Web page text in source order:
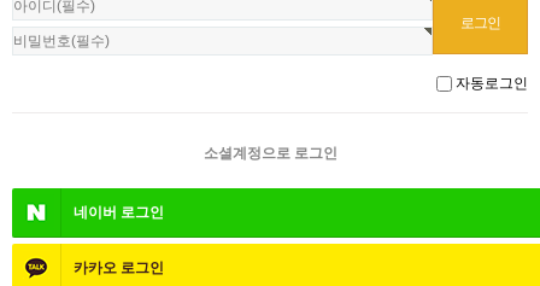
자동로그인
소셜계정으로 로그인
네이버 로그인
카카오 로그인